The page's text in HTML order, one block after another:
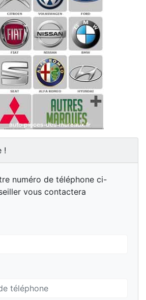
!
numéro de téléphone ci-
vous contactera